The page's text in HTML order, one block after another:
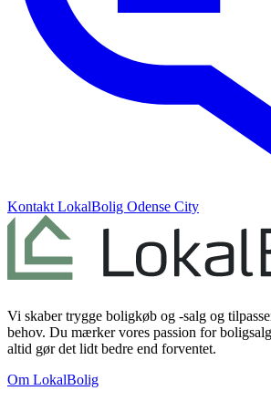
Kontakt LokalBolig Odense City
Vi skaber trygge boligkøb og -salg og
behov. Du mærker vores passion for
altid gør det lidt bedre end forventet.
Om LokalBolig